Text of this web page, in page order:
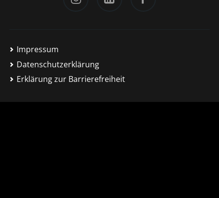
Impressum
Datenschutzerklärung
Erklärung zur Barrierefreiheit